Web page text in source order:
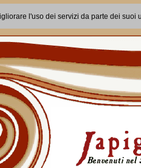
l'uso dei servizi da parte dei suoi